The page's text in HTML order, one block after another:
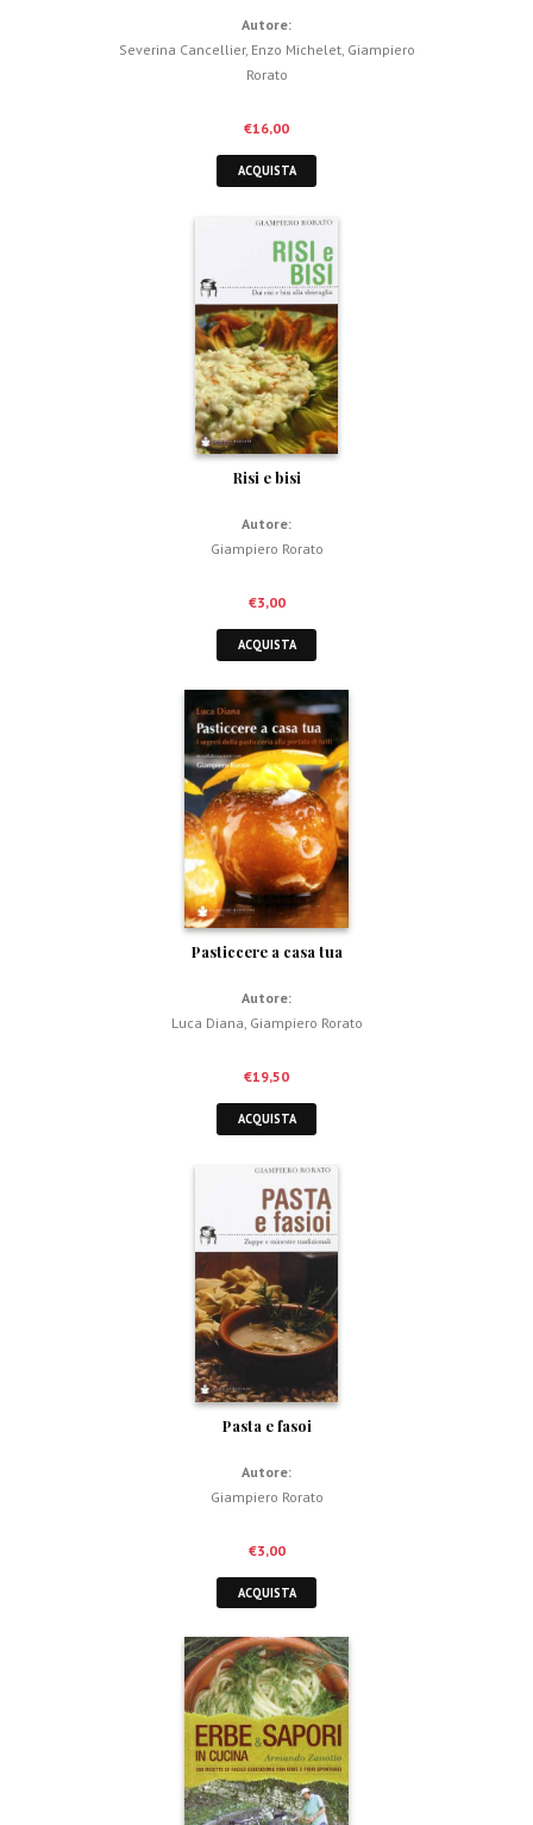
Autore:
Severina Cancellier, Enzo Michelet, Giampiero
Rorato
€16,00
ACQUISTA
Risi e bisi
Autore:
Giampiero Rorato
€3,00
ACQUISTA
Pasticcere a casa tua
Autore:
Luca Diana Giampiero Rorato
€19,50
ACQUISTA
Pasta e fasoi
Autore:
Giampiero Rorato
€3,00
ACQUISTA